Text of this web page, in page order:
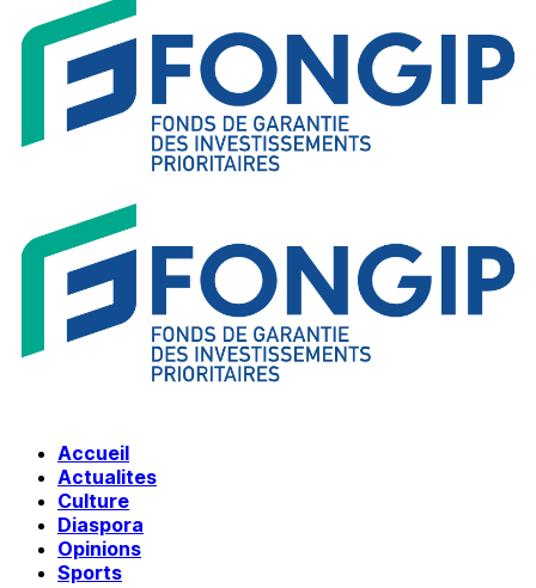
Accueil
Actualites
Culture
Diaspora
Opinions
Sports